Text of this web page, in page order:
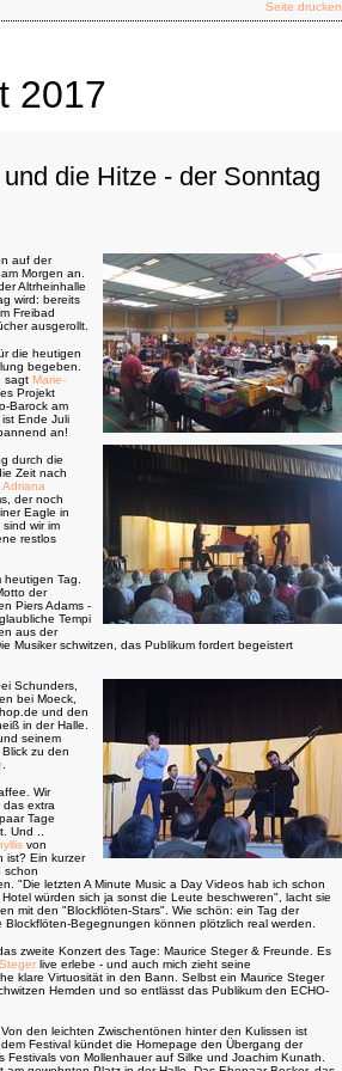
Seite drucken
2017
die Hitze - der Sonntag
auf der
Morgen an.
Altrheinhalle
wird: bereits
Freibad
ausgerollt.
die heutigen
begeben.
sagt Marie-
Projekt
Barock am
Ende Juli
an!
durch die
Zeit nach
Adriana
der noch
Eagle in
wir im
restlos
Tag.
der
Piers Adams -
Tempi
aus der
Musiker schwitzen, das Publikum fordert begeistert
Schunders,
bei Moeck,
und den
in der Halle.
seinem
Blick zu den
Wir
das extra
Tage
Und ..
von
ist? Ein kurzer
schon
"Die letzten A Minute Music a Day Videos hab ich schon
würden sich ja sonst die Leute beschweren", lacht sie
mit den "Blockflöten-Stars". Wie schön: ein Tag der
Begegnungen können plötzlich real werden.
zweite Konzert des Tage: Maurice Steger & Freunde. Es
live erlebe - und auch mich zieht seine
klare Virtuosität in den Bann. Selbst ein Maurice Steger
Hemden und so entlässt das Publikum den ECHO-
den leichten Zwischentönen hinter den Kulissen ist
Festival kündet die Homepage den Übergang der
von Mollenhauer auf Silke und Joachim Kunath.